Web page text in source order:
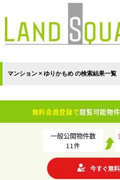
マンション × ゆりかもめ の検索結果一覧
無料会員登録で閲覧可能物
一般公開物件数
11件
今すぐ無